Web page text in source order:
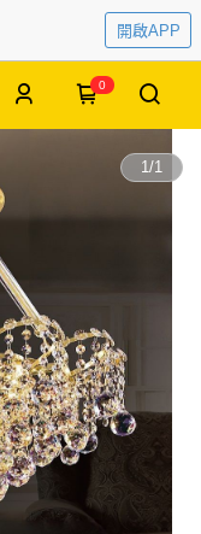
開啟APP
0
1/1